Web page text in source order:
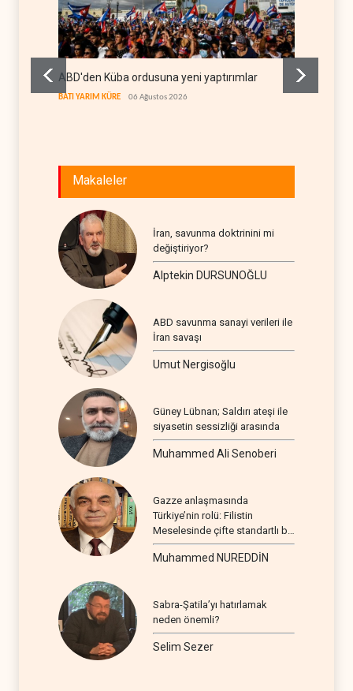
ABD'den Küba ordusuna yeni yaptırımlar
BATI YARIM KÜRE 06 Ağustos 2026
Makaleler
İran, savunma doktrinini mi
değiştiriyor?
Alptekin DURSUNOĞLU
ABD savunma sanayi verileri ile
İran savaşı
Umut Nergisoğlu
Güney Lübnan; Saldırı ateşi ile
siyasetin sessizliği arasında
Muhammed Ali Senoberi
Gazze anlaşmasında
Türkiye’nin rolü: Filistin
Meselesinde çifte standartlı bir
seyir
Muhammed NUREDDİN
Sabra-Şatila’yı hatırlamak
neden önemli?
Selim Sezer